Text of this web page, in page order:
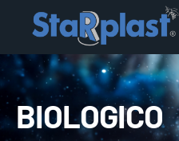
BIOLOGICO